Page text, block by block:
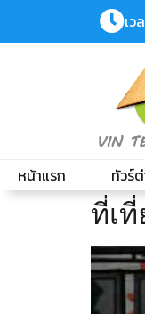
เว
หน้าแรก ทัวร์
ที่เ